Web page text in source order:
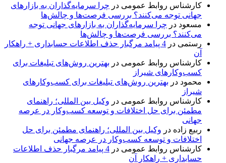
کارشناس روابط عمومی در چرا سرمایه‌گذاران به بازارهای
جهانی توجه می‌کنند؟ بررسی فرصت‌ها و چالش‌ها
مسعود در چرا سرمایه‌گذاران به بازارهای جهانی توجه
می‌کنند؟ بررسی فرصت‌ها و چالش‌ها
رستمی در
4 پیامد مرگبار حذف اطلاعات حسابداری + راهکار
آن
کارشناس روابط عمومی در بهترین روش‌های تبلیغات برای
کسب‌وکارهای شیراز
محمود در بهترین روش‌های تبلیغات برای کسب‌وکارهای
شیراز
کارشناس روابط عمومی در وکیل بین المللی؛ راهنمای
مطمئن برای حل اختلافات و توسعه کسب‌وکار در عرصه
جهانی
ربیع زاده در وکیل بین المللی؛ راهنمای مطمئن برای حل
اختلافات و توسعه کسب‌وکار در عرصه جهانی
کارشناس روابط عمومی در
4 پیامد مرگبار حذف اطلاعات
حسابداری + راهکار آن